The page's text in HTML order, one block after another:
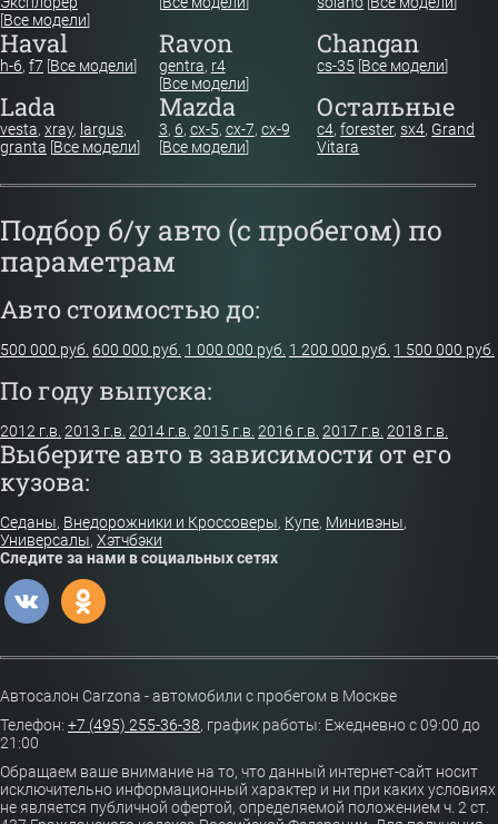
[Все модели]
Haval
h-6, f7 [Все модели]
Ravon
gentra, r4
[Все модели]
Changan
cs-35 [Все модели]
Lada
vesta, xray, largus,
granta [Все модели]
Mazda
3, 6, cx-5, cx-7, cx-9
[Все модели]
Остальные
c4,forester,sx4, Grand
Vitara
Подбор б/у авто (с пробегом) по
параметрам
Авто стоимостью до:
500 000 руб. 600 000 руб. 1 000 000 руб. 1 200 000 руб. 1 500 000 руб.
По году выпуска:
2012 г.в. 2013 г.в. 2014 г.в. 2015 г.в. 2016 г.в. 2017 г.в. 2018 г.в.
Выберите авто в зависимости от его
кузова:
Седаны, Внедорожники и Кроссоверы, Купе, Минивэны,
Универсалы, Хэтчбэки
Следите за нами в социальных сетях
Автосалон Carzona - автомобили с пробегом в Москве
Телефон: +7 (495) 255-36-38, график работы: Ежедневно с 09:00 до
21:00
Обращаем ваше внимание на то, что данный интернет-сайт носит
исключительно информационный характер и ни при каких условиях
не является публичной офертой, определяемой положением ч. 2 ст.